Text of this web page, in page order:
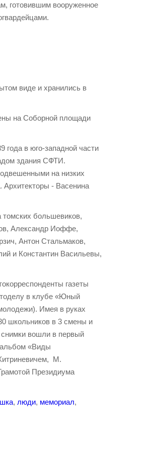
готовившим вооруженное
виде и хранились в
на Соборной площади
в юго-западной части
здания СФТИ.
на низких
Архитекторы - Васенина
большевиков,
Александр Иоффе,
Антон Стальмаков,
и Константин Васильевы,
газеты
в клубе «Юный
Имея в руках
школьников в 3 смены и
вошли в первый
альбом «Виды
М.
Президиума
, люди, мемориал,